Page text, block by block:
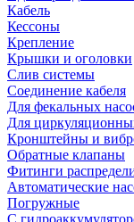
Кабель
Кессоны
Крепление
Крышки и оголовки
Слив системы
Соединение кабеля
Для фекальных
Для
Кронштейны и
Обратные клапаны
Фитинги
Автоматические
Погружные
С